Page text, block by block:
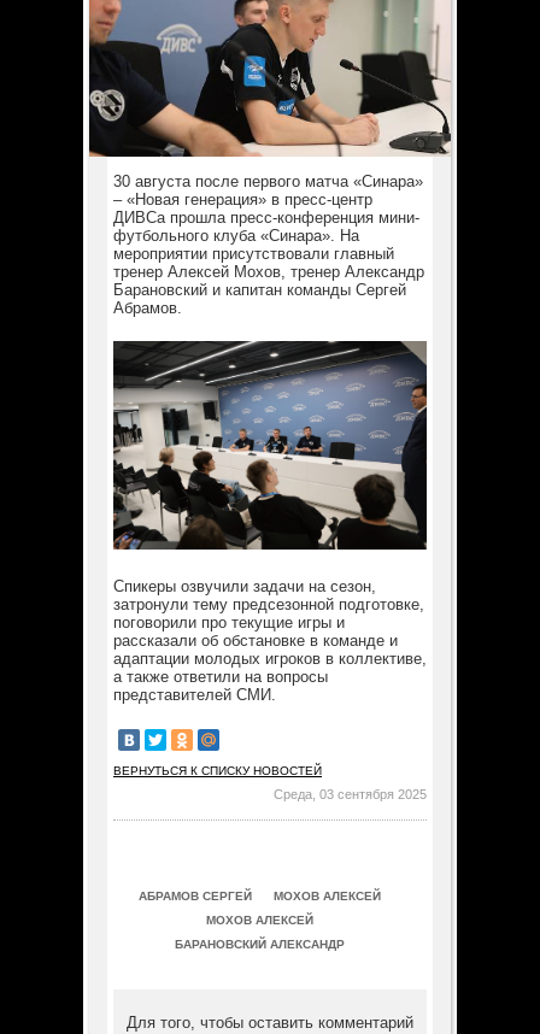
30 августа после первого матча «Синара»
– «Новая генерация» в пресс-центр
ДИВСа прошла пресс-конференция мини-
футбольного клуба «Синара». На
мероприятии присутствовали главный
тренер Алексей Мохов, тренер Александр
Барановский и капитан команды Сергей
Абрамов.
Спикеры озвучили задачи на сезон,
затронули тему предсезонной подготовке,
поговорили про текущие игры и
рассказали об обстановке в команде и
адаптации молодых игроков в коллективе,
а также ответили на вопросы
представителей СМИ.
ВЕРНУТЬСЯ К СПИСКУ НОВОСТЕЙ
Среда, 03 сентября 2025
АБРАМОВ СЕРГЕЙ
МОХОВ АЛЕКСЕЙ
МОХОВ АЛЕКСЕЙ
БАРАНОВСКИЙ АЛЕКСАНДР
Для того, чтобы оставить комментарий